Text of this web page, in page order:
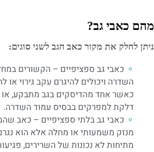
מהם כאבי גב?
ניתן לחלק את מקור כאב הגב לשני סוגים:
כאבי גב ספציפיים – הקשורים
השדרה ויכולים להיגרם עקב גירוי או
כאשר אחד מהדיסקים בגב מתבקע, או
דלקת למפרקים בבסיס עמוד השדרה.
כאבי גב בלתי ספציפיים – כאב
מנזק משמעותי או מחלה אלא הוא
מתיחות לא נכונות של השרירים,